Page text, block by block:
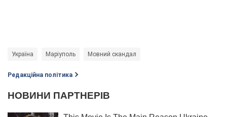
Україна Маріуполь Мовний скандал
Редакційна політика